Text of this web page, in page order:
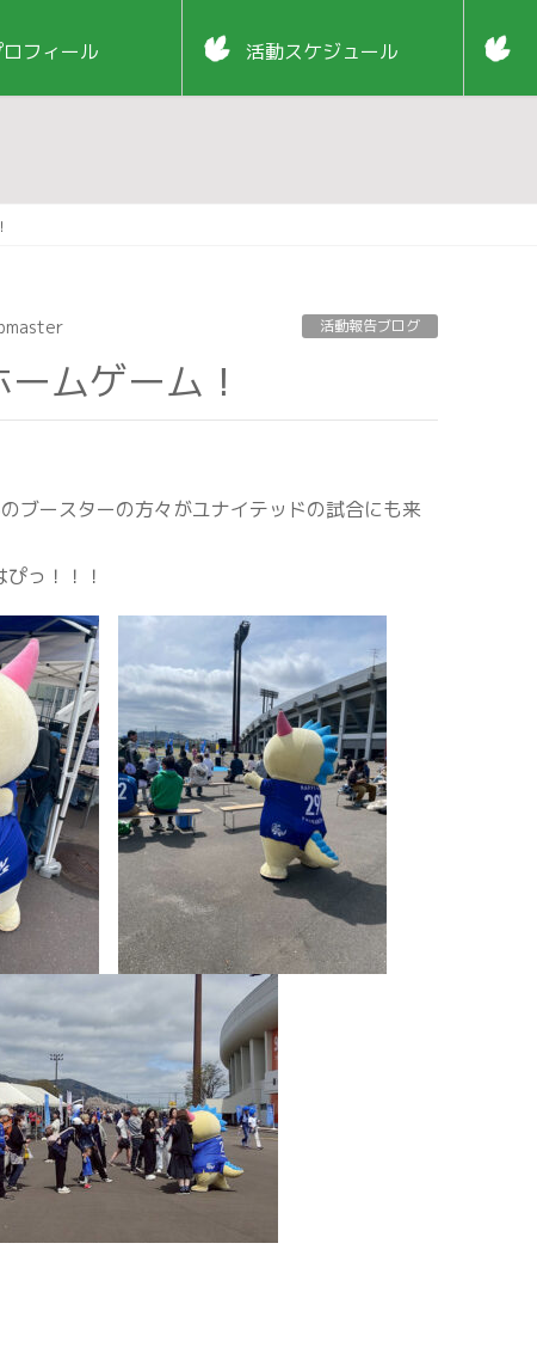
フィール 活動スケジュール
活動報告ブログ
ムゲーム！
ブースターの方々がユナイテッドの試合にも来
っ！！！